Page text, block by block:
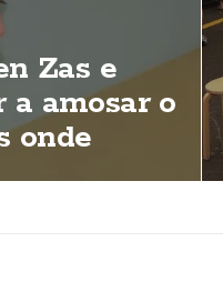
Zas e
a amosar o
onde